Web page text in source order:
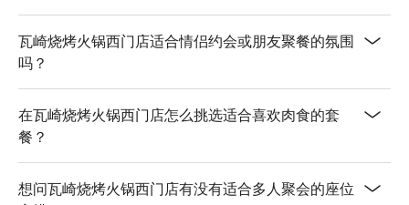
瓦崎烧烤火锅西门店适合情侣约会或朋友聚餐的氛围
吗？
在瓦崎烧烤火锅西门店怎么挑选适合喜欢肉食的套
餐？
想问瓦崎烧烤火锅西门店有没有适合多人聚会的座位